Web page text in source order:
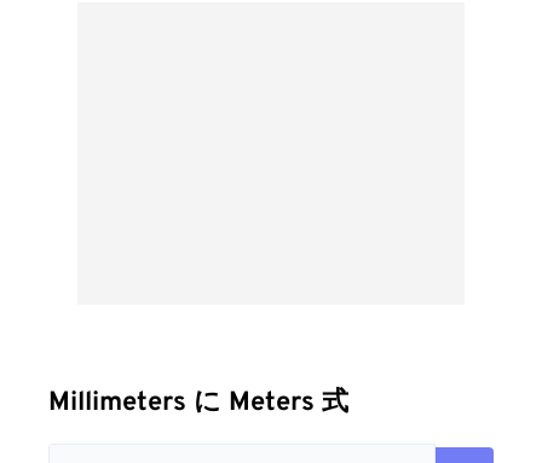
Millimeters に Meters 式